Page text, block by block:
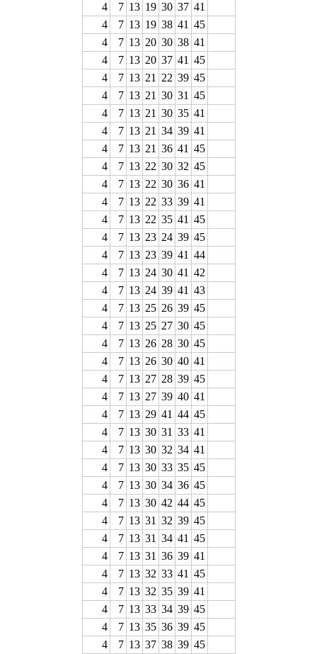
4
7 13 19 30 37 41
4
7 13 19 38 41 45
4
7 13 20 30 38 41
4
7 13 20 37 41 45
4
7 13 21 22 39 45
4
7 13 21 30 31 45
4
7 13 21 30 35 41
4
7 13 21 34 39 41
4
7 13 21 36 41 45
4
7 13 22 30 32 45
4
7 13 22 30 36 41
4
7 13 22 33 39 41
4
7 13 22 35 41 45
4
7 13 23 24 39 45
4
7 13 23 39 41 44
4
7 13 24 30 41 42
4
7 13 24 39 41 43
4
7 13 25 26 39 45
4
7 13 25 27 30 45
4
7 13 26 28 30 45
4
7 13 26 30 40 41
4
7 13 27 28 39 45
4
7 13 27 39 40 41
4
7 13 29 41 44 45
4
7 13 30 31 33 41
4
7 13 30 32 34 41
4
7 13 30 33 35 45
4
7 13 30 34 36 45
4
7 13 30 42 44 45
4
7 13 31 32 39 45
4
7 13 31 34 41 45
4
7 13 31 36 39 41
4
7 13 32 33 41 45
4
7 13 32 35 39 41
4
7 13 33 34 39 45
4
7 13 35 36 39 45
4
7 13 37 38 39 45